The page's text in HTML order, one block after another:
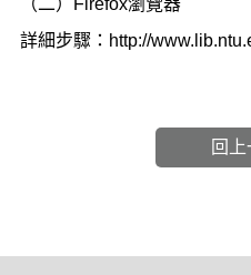
（二）Firefox瀏覽器
詳細步驟：http://
回上